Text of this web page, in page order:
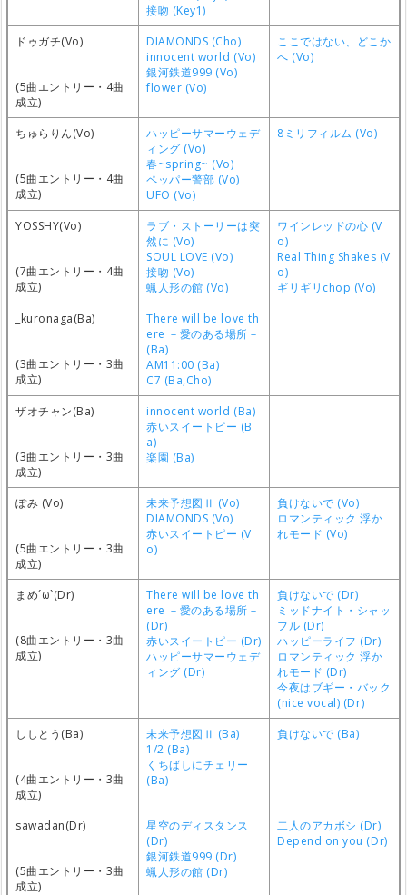
接吻 (Key1)
ドゥガチ(Vo)
(5曲エントリー・4曲
成立)
DIAMONDS (Cho)
innocent world (Vo)
銀河鉄道999 (Vo)
flower (Vo)
ここではない、どこか
へ (Vo)
ちゅらりん(Vo)
(5曲エントリー・4曲
成立)
ハッピーサマーウェデ
ィング (Vo)
春~spring~ (Vo)
ペッパー警部 (Vo)
UFO (Vo)
8ミリフィルム (Vo)
YOSSHY(Vo)
(7曲エントリー・4曲
成立)
ラブ・ストーリーは突
然に (Vo)
SOUL LOVE (Vo)
接吻 (Vo)
蝋人形の館 (Vo)
ワインレッドの心 (V
o)
Real Thing Shakes (V
o)
ギリギリchop (Vo)
_kuronaga(Ba)
(3曲エントリー・3曲
成立)
There will be love th
ere －愛のある場所－
(Ba)
AM11:00 (Ba)
C7 (Ba,Cho)
ザオチャン(Ba)
(3曲エントリー・3曲
成立)
innocent world (Ba)
赤いスイートピー (B
a)
楽園 (Ba)
ぽみ (Vo)
(5曲エントリー・3曲
成立)
未来予想図Ⅱ (Vo)
DIAMONDS (Vo)
赤いスイートピー (V
o)
負けないで (Vo)
ロマンティック 浮か
れモード (Vo)
まめ´ω`(Dr)
(8曲エントリー・3曲
成立)
There will be love th
ere －愛のある場所－
(Dr)
赤いスイートピー (Dr)
ハッピーサマーウェデ
ィング (Dr)
負けないで (Dr)
ミッドナイト・シャッ
フル (Dr)
ハッピーライフ (Dr)
ロマンティック 浮か
れモード (Dr)
今夜はブギー・バック
(nice vocal) (Dr)
ししとう(Ba)
(4曲エントリー・3曲
成立)
未来予想図Ⅱ (Ba)
1/2 (Ba)
くちばしにチェリー
(Ba)
負けないで (Ba)
sawadan(Dr)
(5曲エントリー・3曲
成立)
星空のディスタンス
(Dr)
銀河鉄道999 (Dr)
蝋人形の館 (Dr)
二人のアカボシ (Dr)
Depend on you (Dr)